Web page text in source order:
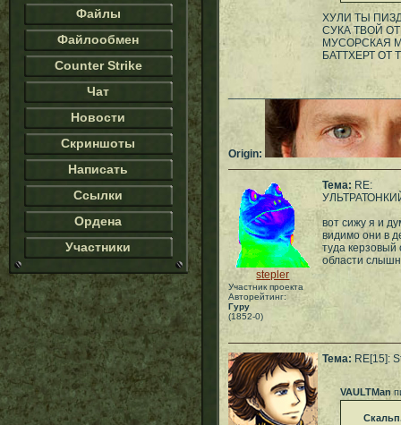
Файлы
Файлообмен
Counter Strike
Чат
Новости
Скриншоты
Написать
Ссылки
Ордена
Участники
ХУЛИ ТЫ
СУКА ТВОЙ
МУСОРСКАЯ
БАТТХЕРТ ОТ
Origin:
stepler
Участник проекта
Авторейтинг:
Гуру
(1852-0)
Тема: RE:
вот сижу я и
видимо они в
туда керзовый
области
Тема: RE[15]:
VAULTMan